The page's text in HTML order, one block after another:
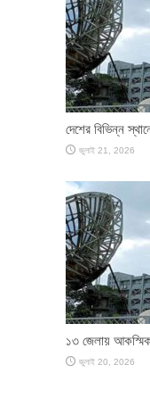
দেশের বিভিন্ন
জুলাই 21, 2026
১৩ জেলায়
জুলাই 20, 2026